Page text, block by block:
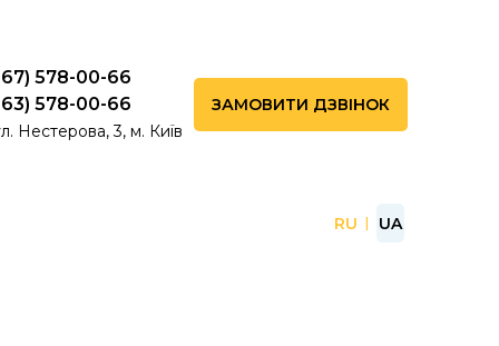
578-00-66
578-00-66
Нестерова, 3, м. Київ
ЗАМОВИТИ ДЗВІНОК
RU UA